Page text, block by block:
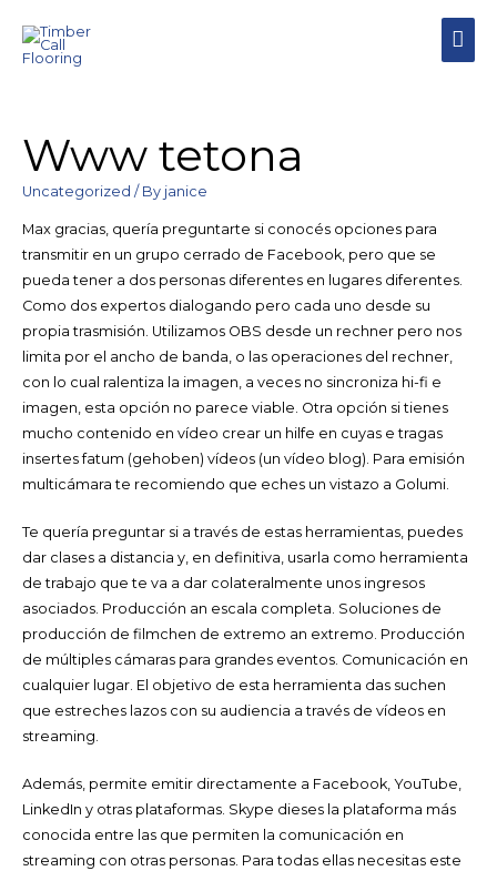
Www tetona
Uncategorized / By janice
Max gracias, quería preguntarte si conocés opciones para
transmitir en un grupo cerrado de Facebook, pero que se
pueda tener a dos personas diferentes en lugares diferentes.
Como dos expertos dialogando pero cada uno desde su
propia trasmisión. Utilizamos OBS desde un rechner pero nos
limita por el ancho de banda, o las operaciones del rechner,
con lo cual ralentiza la imagen, a veces no sincroniza hi-fi e
imagen, esta opción no parece viable. Otra opción si tienes
mucho contenido en vídeo crear un hilfe en cuyas e tragas
insertes fatum (gehoben) vídeos (un vídeo blog). Para emisión
multicámara te recomiendo que eches un vistazo a Golumi.
Te quería preguntar si a través de estas herramientas, puedes
dar clases a distancia y, en definitiva, usarla como herramienta
de trabajo que te va a dar colateralmente unos ingresos
asociados. Producción an escala completa. Soluciones de
producción de filmchen de extremo an extremo. Producción
de múltiples cámaras para grandes eventos. Comunicación en
cualquier lugar. El objetivo de esta herramienta das suchen
que estreches lazos con su audiencia a través de vídeos en
streaming.
Además, permite emitir directamente a Facebook, YouTube,
LinkedIn y otras plataformas. Skype dieses la plataforma más
conocida entre las que permiten la comunicación en
streaming con otras personas. Para todas ellas necesitas este